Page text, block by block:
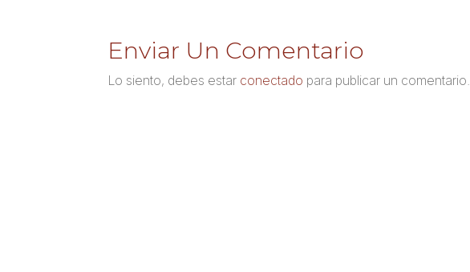
Enviar Un Comentario
Lo siento, debes estar conectado para publicar un comentario.